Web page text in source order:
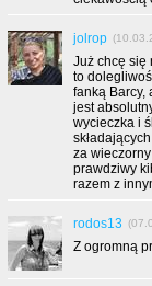
jolrop
Już chcę się
to
fanką Barcy,
jest
wycieczka i
za
prawdziwy
razem z
rodos13
Z ogromną